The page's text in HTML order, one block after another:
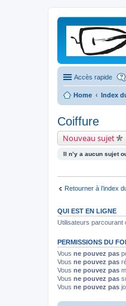
Accès rapide
Home Index
Coiffure
Nouveau sujet
Il n’y a aucun sujet
Retourner à l’index
QUI EST EN LIGNE
Utilisateurs parcourant
PERMISSIONS DU
Vous ne pouvez pas
Vous ne pouvez pas
Vous ne pouvez pas
Vous ne pouvez pas
Vous ne pouvez pas